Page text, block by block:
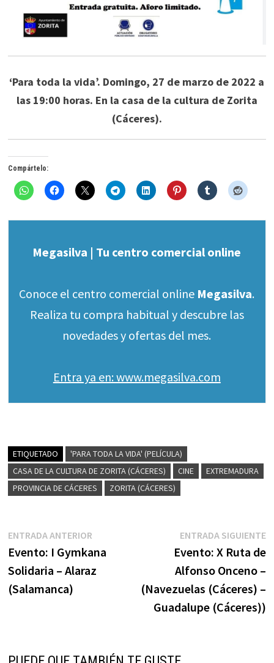
‘Para toda la vida’. Domingo, 27 de marzo de 2022 a
las 19:00 horas. En la casa de la cultura de Zorita
(Cáceres).
Compártelo:
Megasilva | Tu centro comercial online
Conoce el centro comercial online Megasilva.
Realiza tu compra habitual y descubre las
novedades y ofertas del mes.
Entra ya en: www.megasilva.com
ETIQUETADO
'PARA TODA LA VIDA' (PELÍCULA)
CASA DE LA CULTURA DE ZORITA (CÁCERES)
CINE
EXTREMADURA
PROVINCIA DE CÁCERES
ZORITA (CÁCERES)
Navegación
de
entradas
ENTRADA ANTERIOREntrada
anterior:
Evento: I Gymkana
Solidaria – Alaraz
(Salamanca)
ENTRADA SIGUIENTE
Evento: X Ruta de
Alfonso Onceno –
(Navezuelas (Cáceres) –
Guadalupe (Cáceres))